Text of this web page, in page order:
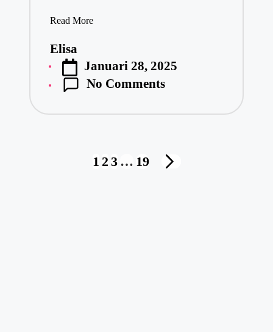
Read More
Elisa
Januari 28, 2025
No Comments
1 2 3 … 19